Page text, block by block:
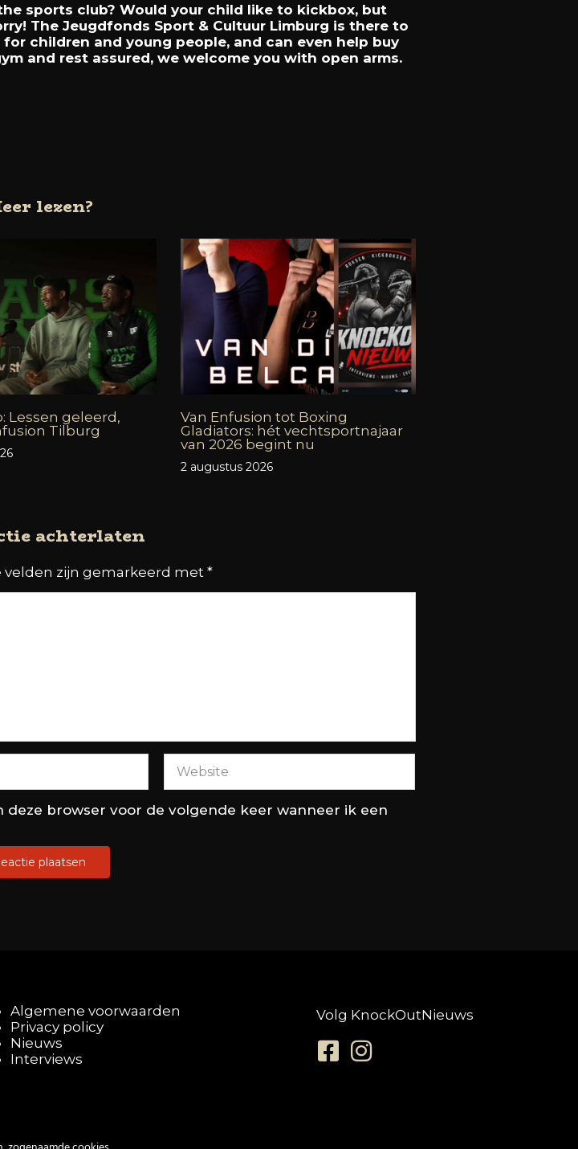
sports club? Would your child like to kickbox, but
The Jeugdfonds Sport & Cultuur Limburg is there to
for children and young people, and can even help buy
and rest assured, we welcome you with open arms.
lezen?
Lessen geleerd,
Tilburg
Van Enfusion tot Boxing
Gladiators: hét vechtsportnajaar
van 2026 begint nu
2 augustus 2026
achterlaten
velden zijn gemarkeerd met *
deze browser voor de volgende keer wanneer ik een
Algemene voorwaarden
Privacy policy
Nieuws
Interviews
Volg KnockOutNieuws